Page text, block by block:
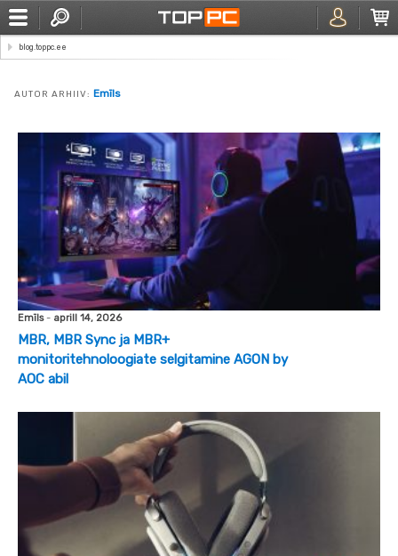
blog.toppc.ee
AUTOR ARHIIV: Emīls
Emīls- aprill 14, 2026
MBR, MBR Sync ja MBR+
monitoritehnoloogiate selgitamine AGON by
AOC abil